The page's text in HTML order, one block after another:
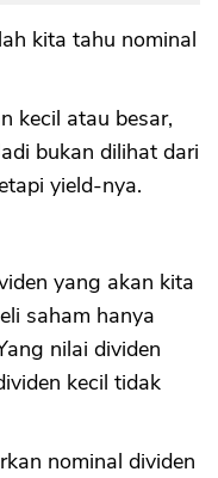
kita tahu nominal
kecil atau besar,
bukan dilihat dari
yield-nya.
yang akan kita
saham hanya
nilai dividen
kecil tidak
nominal dividen